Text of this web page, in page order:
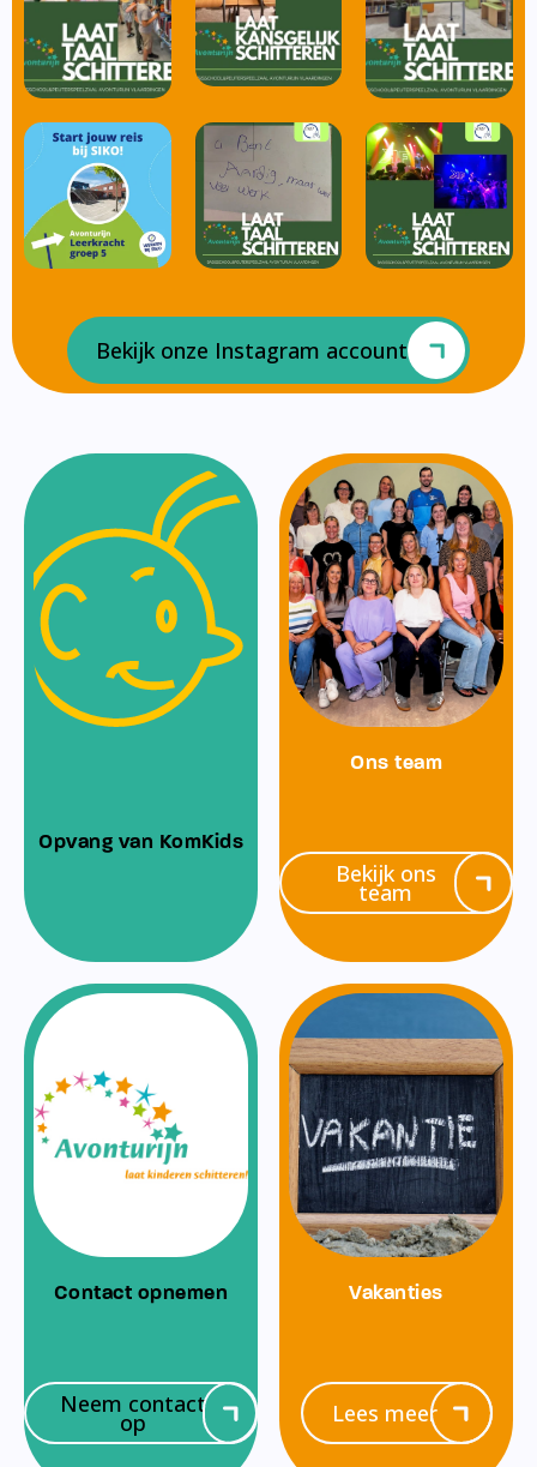
Bekijk onze Instagram account
Opvang van KomKids
Ons team
Bekijk ons
team
Contact opnemen
Neem contact
op
Vakanties
Lees meer